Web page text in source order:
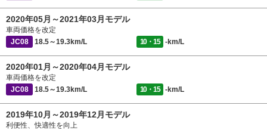
2020年05月～2021年03月モデル
車両価格を改定
JC08
18.5～19.3km/L 10・15 -km/L
2020年01月～2020年04月モデル
車両価格を改定
JC08
18.5～19.3km/L 10・15 -km/L
2019年10月～2019年12月モデル
利便性、快適性を向上